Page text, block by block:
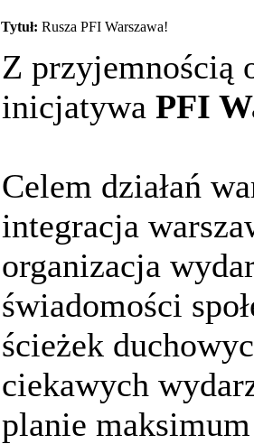
Tytuł: Rusza PFI Warszawa!
Z przyjemnością
inicjatywa PFI
Celem działań
integracja
organizacja
świadomości
ścieżek
ciekawych
planie